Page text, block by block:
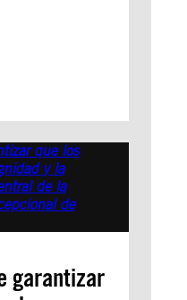
garantizar